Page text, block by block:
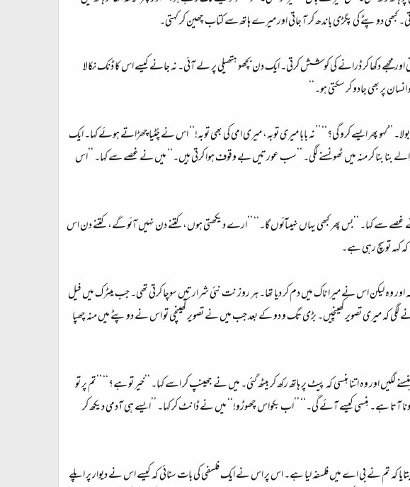
دوپٹے کی پگڑی باندھ کر آ جاتی اور میرے ہاتھ سے کتاب چھین کر کہتی۔
اور مجھے دکھا کر ڈرانے کی کوشش کرتی۔ ایک دن بچھو ہتھیلی پر لے آئی۔ نہ جانے کیسے اس کا ڈنک نکالا
پر بھی جادو کر سکتی ہو۔‘‘
’’کہو پھر ایسے کرو گی؟‘‘ ’’نہ بابا میری توبہ، میری امی کی بھی توبہ!‘‘ اس نے چُٹیا چھڑاتے ہوئے کہا۔ ایک
بنا بنا کر منہ میں ٹھونسنے لگی۔ ’’سب عورتیں بے وقوف ہوا کرتی ہیں۔‘‘ میں نے غصے سے کہا۔ ’’اس
سے کہا۔ ’’بس پھر کبھی یہاں نہیںآئوں گا۔‘‘ ’’ارے دیکھتی ہوں، کتنے دن نہیں آئو گے، کتنے دن اس
کہہ تو سچ رہی ہے۔
اور وہ لیکن اس نے میرا ناک میں دم کر دیا تھا۔ ہر روز نت نئی شرارتیں سوچا کرتی تھی۔ جب میٹرک میں فیل
لگی کہ میری تصویر کھینچیں۔ بڑی تگ و دو کے بعد جب میں نے تصویر کھینچی تو اس نے دوپٹے میں منہ چھپا
اور وہ اتنا ہنسی کہ پیٹ پر ہاتھ رکھ کر بیٹھ گئی۔ میں نے جھینپ کر اسے کہا۔ ’’خیر تو ہے؟‘‘ ’’تم پر تو
آتا ہے۔ ہنسی کیسے آئے گی۔‘‘ ’’اب بکواس چھوڑو!‘‘ میں نے ڈانٹ کر کہا۔ ’’ایسے ہی آدمی دیکھ کر
بتایا کہ تم نے بی اے میں فلسفہ لیا ہے۔ اس پر اس نے ایک فلسفی کی بات سنائی کہ کیسے اس نے دیوار پر اپلے